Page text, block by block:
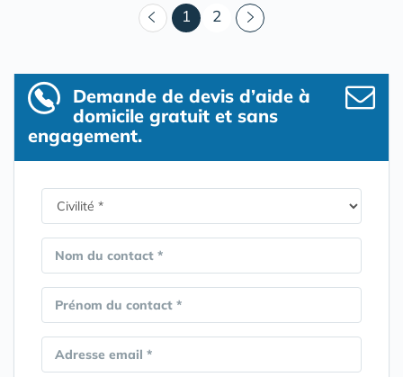
1 (courant)
2
Demande de devis d’aide à
domicile gratuit et sans
engagement.
Nom du contact *
Prénom du contact *
Adresse email *